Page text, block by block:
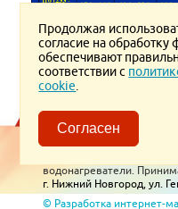
Версия для
Пользовательское
Политика в отношении
водонагреватели.
г. Нижний Новгород, ул.
© Разработка интернет-
Продолжая
согласие на
обеспечивают
соответствии с
cookie
Согласен